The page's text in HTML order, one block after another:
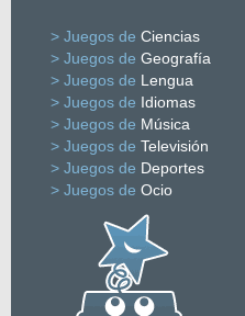
> Juegos de Ciencias
> Juegos de Geografía
> Juegos de Lengua
> Juegos de Idiomas
> Juegos de Música
> Juegos de Televisión
> Juegos de Deportes
> Juegos de Ocio